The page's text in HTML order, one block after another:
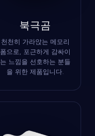
북극곰
천천히 가라앉는 메모리
폼으로, 포근하게 감싸이
는 느낌을 선호하는 분들
을 위한 제품입니다.